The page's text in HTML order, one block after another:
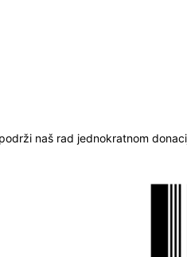
naš rad jednokratnom